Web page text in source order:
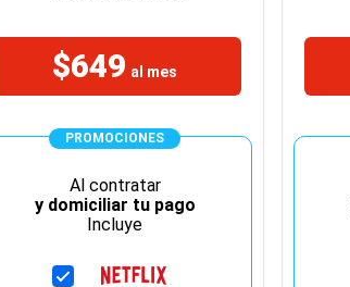
$649 al mes
PROMOCIONES
Al contratar
y domiciliar tu pago
Incluye